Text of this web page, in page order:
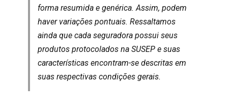
forma resumida e genérica. Assim, podem
haver variações pontuais. Ressaltamos
ainda que cada seguradora possui seus
produtos protocolados na SUSEP e suas
características encontram-se descritas em
suas respectivas condições gerais.